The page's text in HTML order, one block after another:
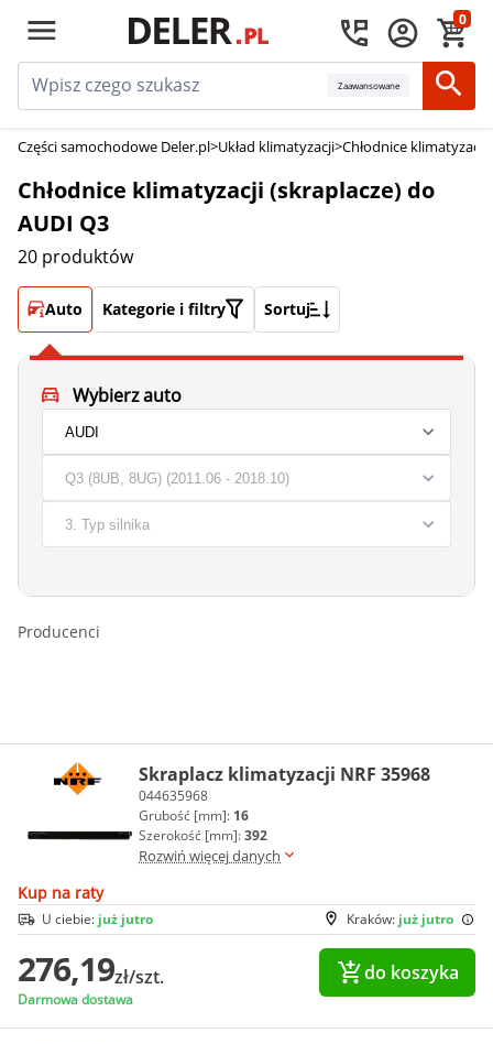
0
Zaawansowane
Części samochodowe Deler.pl>Układ klimatyzacji>Chłodnice klimatyzacji
Chłodnice klimatyzacji (skraplacze) do
AUDI Q3
20 produktów
Auto Kategorie i filtry Sortuj
Wybierz auto
Producenci
Skraplacz klimatyzacji NRF 35968
044635968
Grubość [mm]: 16
Szerokość [mm]:392
Rozwiń więcej danych
Kup na raty
Kraków: już jutro
U ciebie: już jutro
276,19zł/szt.
Darmowa dostawa
do koszyka